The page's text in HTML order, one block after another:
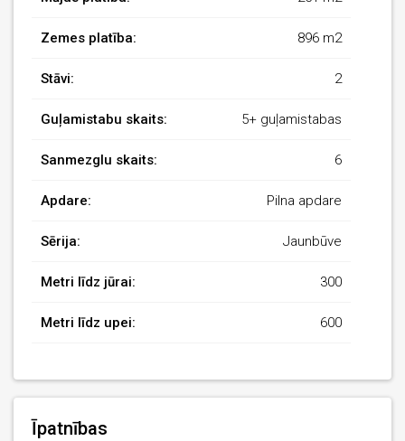
Zemes platība: 896 m2
Stāvi: 2
Guļamistabu skaits: 5+ guļamistabas
Sanmezglu skaits: 6
Apdare: Pilna apdare
Sērija: Jaunbūve
Metri līdz jūrai: 300
Metri līdz upei: 600
Īpatnības